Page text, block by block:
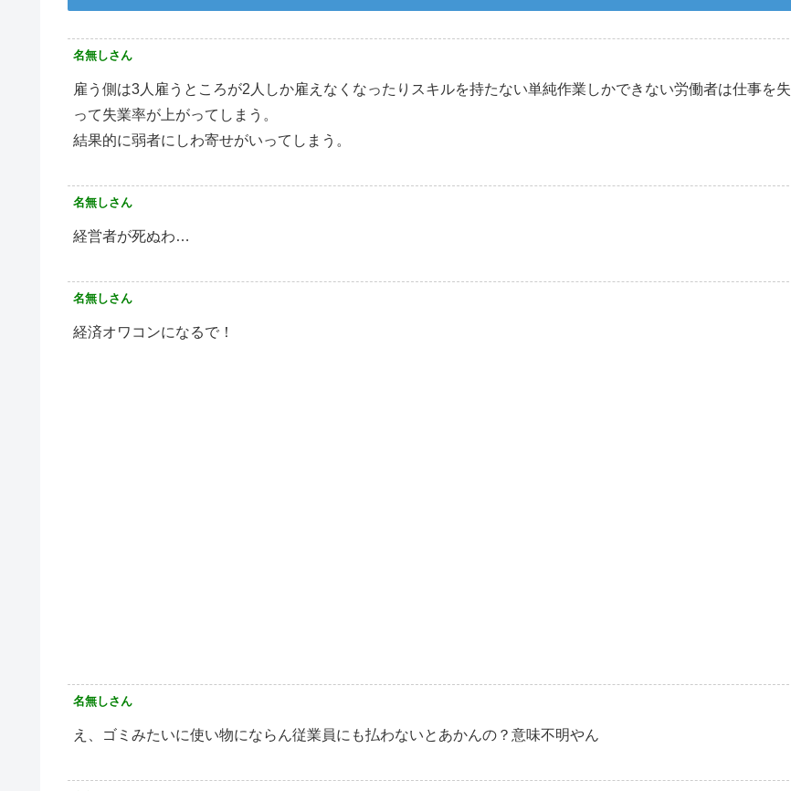
名無しさん
雇う側は3人雇うところが2人しか雇えなくなったりスキルを持たない単純作業しかできない労働者は仕事を失
って失業率が上がってしまう。
結果的に弱者にしわ寄せがいってしまう。
名無しさん
経営者が死ぬわ…
名無しさん
経済オワコンになるで！
名無しさん
え、ゴミみたいに使い物にならん従業員にも払わないとあかんの？意味不明やん